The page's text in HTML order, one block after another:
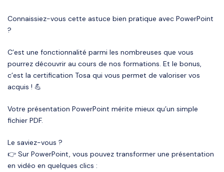
Connaissiez-vous cette astuce bien pratique avec PowerPoint
?
C’est une fonctionnalité parmi les nombreuses que vous
pourrez découvrir au cours de nos formations. Et le bonus,
c’est la certification Tosa qui vous permet de valoriser vos
acquis ! 💪
Votre présentation PowerPoint mérite mieux qu’un simple
fichier PDF.
Le saviez-vous ?
👉 Sur PowerPoint, vous pouvez transformer une présentation
en vidéo en quelques clics :